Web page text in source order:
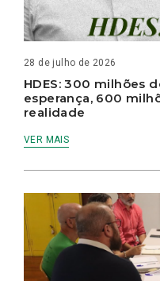
28 de julho de 2026
HDES: 300 milhões
esperança, 600
realidade
VER MAIS